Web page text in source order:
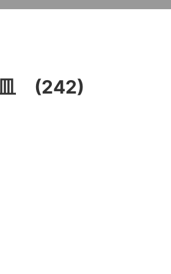
皿 (242)